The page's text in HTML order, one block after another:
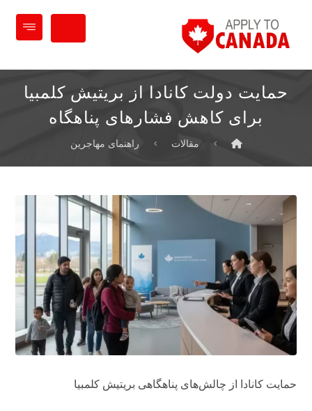
حمایت دولت کانادا از بریتیش کلمبیا
برای کاهش فشارهای پناهگاه
مقالات راهنمای مهاجرین
حمایت کانادا از چالش‌های پناهگاهی بریتیش کلمبیا